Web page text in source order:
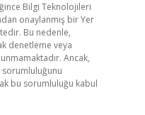
Bilgi Teknolojileri
onaylanmış bir Yer
Bu nedenle,
denetleme veya
Ancak,
sorumluluğunu
bu sorumluluğu kabul